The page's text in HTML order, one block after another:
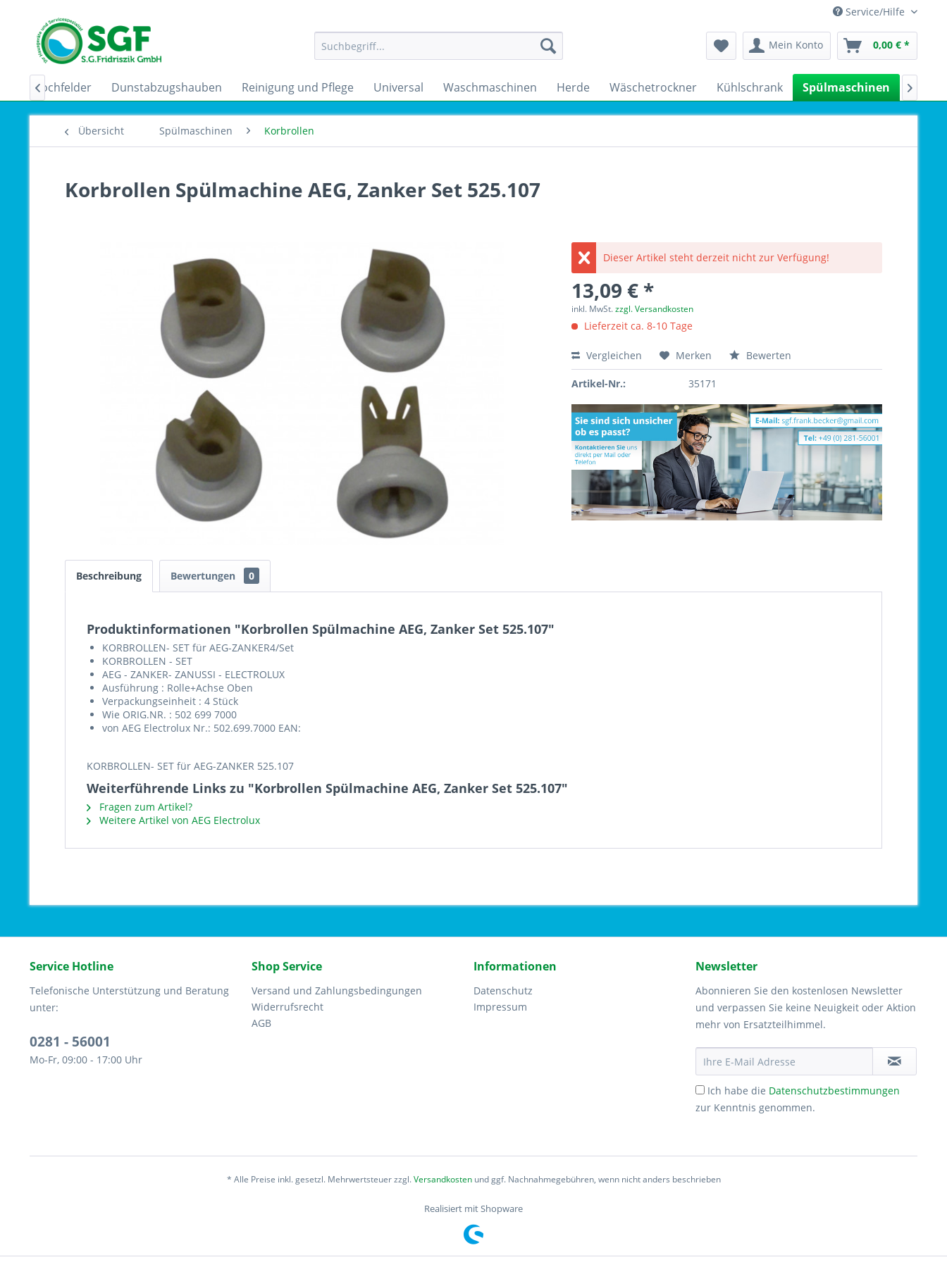
Service/Hilfe
Mein Konto 0,00 € *
Dunstabzugshauben Reinigung und Pflege Universal Waschmaschinen Herde Wäschetrockner Kühlschrank Spülmaschinen
 
Übersicht Spülmaschinen Korbrollen
Korbrollen Spülmachine AEG, Zanker Set 525.107
Dieser Artikel steht derzeit nicht zur Verfügung!
13,09 € *
inkl. MwSt.zzgl. Versandkosten
Lieferzeit ca. 8-10 Tage
Vergleichen Merken Bewerten
Artikel-Nr.: 35171
Beschreibung Bewertungen 0
Produktinformationen "Korbrollen Spülmachine AEG, Zanker Set 525.107"
KORBROLLEN- SET für AEG-ZANKER4/Set
KORBROLLEN - SET
AEG - ZANKER- ZANUSSI - ELECTROLUX
Ausführung : Rolle+Achse Oben
Verpackungseinheit : 4 Stück
Wie ORIG.NR. : 502 699 7000
von AEG Electrolux Nr.: 502.699.7000 EAN:
KORBROLLEN- SET für AEG-ZANKER 525.107
Weiterführende Links zu "Korbrollen Spülmachine AEG, Zanker Set 525.107"
Fragen zum Artikel?
Weitere Artikel von AEG Electrolux
Service Hotline
Telefonische Unterstützung und Beratung
unter:
0281 - 56001
Mo-Fr, 09:00 - 17:00 Uhr
Shop Service
Versand und Zahlungsbedingungen
Widerrufsrecht
AGB
Informationen
Datenschutz
Impressum
Newsletter
Abonnieren Sie den kostenlosen Newsletter
und verpassen Sie keine Neuigkeit oder Aktion
mehr von Ersatzteilhimmel.
Ich habe die Datenschutzbestimmungen
zur Kenntnis genommen.
* Alle Preise inkl. gesetzl. Mehrwertsteuer zzgl.Versandkostenund ggf. Nachnahmegebühren, wenn nicht anders beschrieben
Realisiert mit Shopware